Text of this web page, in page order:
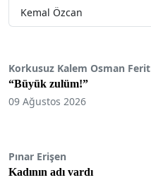
Kemal Özcan
Korkusuz Kalem Osman Ferit
“Büyük zulüm!”
09 Ağustos 2026
Pınar Erişen
Kadının adı vardı